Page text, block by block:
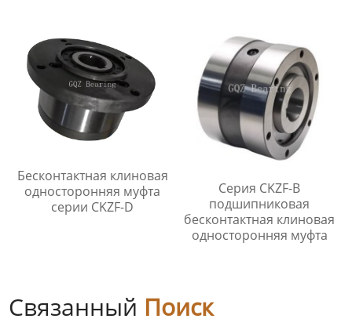
Бесконтактная клиновая
односторонняя муфта
серии CKZF-D
Серия CKZF-B
подшипниковая
бесконтактная клиновая
односторонняя муфта
Связанный Поиск